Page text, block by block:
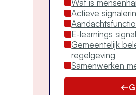
Wat is
Actieve
E-learnings
Gemeentelijk
regelgeving
Samenwerken